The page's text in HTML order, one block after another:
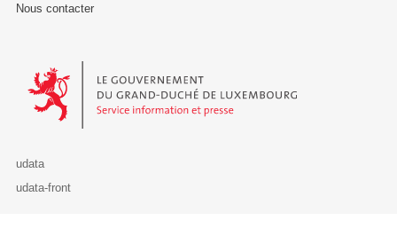
Nous contacter
Le Gouvernement du Grand-Duché de Luxembourg - Service
udata
udata-front